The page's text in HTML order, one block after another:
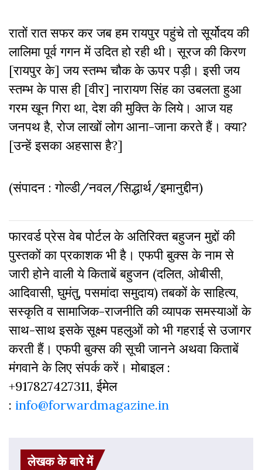
रातों रात सफर कर जब हम रायपुर पहुंचे तो सूर्योदय की
लालिमा पूर्व गगन में उदित हो रही थी। सूरज की किरण
[रायपुर के] जय स्तम्भ चौक के ऊपर पड़ी। इसी जय
स्तम्भ के पास ही [वीर] नारायण सिंह का उबलता हुआ
गरम खून गिरा था, देश की मुक्ति के लिये। आज यह
जनपथ है, रोज लाखों लोग आना-जाना करते हैं। क्या?
[उन्हें इसका अहसास है?]
(संपादन : गोल्डी/नवल/सिद्धार्थ/इमानुद्दीन)
फारवर्ड प्रेस वेब पोर्टल के अतिरिक्‍त बहुजन मुद्दों की
पुस्‍तकों का प्रकाशक भी है। एफपी बुक्‍स के नाम से
जारी होने वाली ये किताबें बहुजन (दलित, ओबीसी,
आदिवासी, घुमंतु, पसमांदा समुदाय) तबकों के साहित्‍य,
सस्‍क‍ृति व सामाजिक-राजनीति की व्‍यापक समस्‍याओं के
साथ-साथ इसके सूक्ष्म पहलुओं को भी गहराई से उजागर
करती हैं। एफपी बुक्‍स की सूची जानने अथवा किताबें
मंगवाने के लिए संपर्क करें। मोबाइल :
+917827427311, ईमेल
: info@forwardmagazine.in
लेखक के बारे में